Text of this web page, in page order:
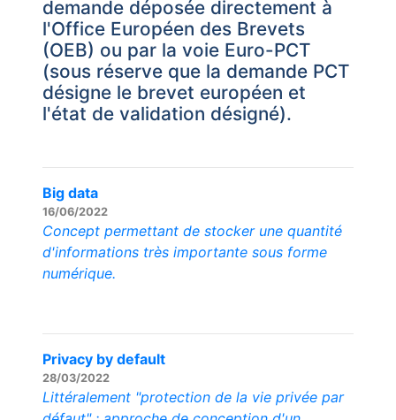
demande déposée directement à
l'Office Européen des Brevets
(OEB) ou par la voie Euro-PCT
(sous réserve que la demande PCT
désigne le brevet européen et
l'état de validation désigné).
Big data
16/06/2022
Concept permettant de stocker une quantité
d'informations très importante sous forme
numérique.
Privacy by default
28/03/2022
Littéralement "protection de la vie privée par